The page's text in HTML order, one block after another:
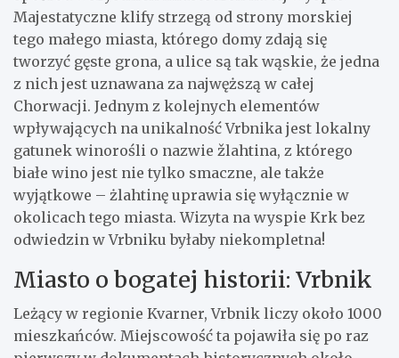
Majestatyczne klify strzegą od strony morskiej
tego małego miasta, którego domy zdają się
tworzyć gęste grona, a ulice są tak wąskie, że jedna
z nich jest uznawana za najwęższą w całej
Chorwacji. Jednym z kolejnych elementów
wpływających na unikalność Vrbnika jest lokalny
gatunek winorośli o nazwie žlahtina, z którego
białe wino jest nie tylko smaczne, ale także
wyjątkowe – żlahtinę uprawia się wyłącznie w
okolicach tego miasta. Wizyta na wyspie Krk bez
odwiedzin w Vrbniku byłaby niekompletna!
Miasto o bogatej historii: Vrbnik
Leżący w regionie Kvarner, Vrbnik liczy około 1000
mieszkańców. Miejscowość ta pojawiła się po raz